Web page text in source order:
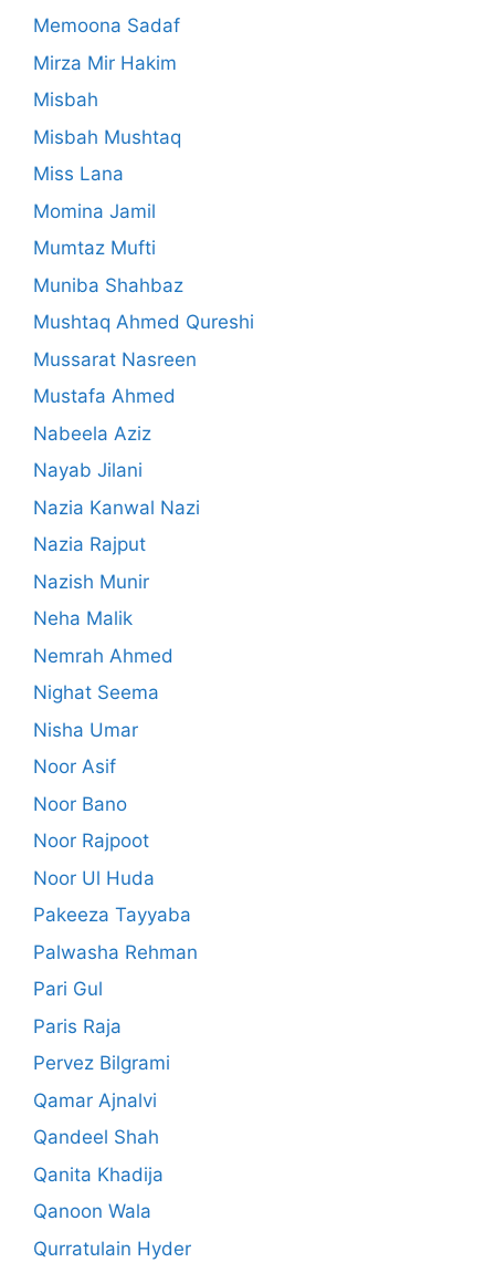
Memoona Sadaf
Mirza Mir Hakim
Misbah
Misbah Mushtaq
Miss Lana
Momina Jamil
Mumtaz Mufti
Muniba Shahbaz
Mushtaq Ahmed Qureshi
Mussarat Nasreen
Mustafa Ahmed
Nabeela Aziz
Nayab Jilani
Nazia Kanwal Nazi
Nazia Rajput
Nazish Munir
Neha Malik
Nemrah Ahmed
Nighat Seema
Nisha Umar
Noor Asif
Noor Bano
Noor Rajpoot
Noor Ul Huda
Pakeeza Tayyaba
Palwasha Rehman
Pari Gul
Paris Raja
Pervez Bilgrami
Qamar Ajnalvi
Qandeel Shah
Qanita Khadija
Qanoon Wala
Qurratulain Hyder